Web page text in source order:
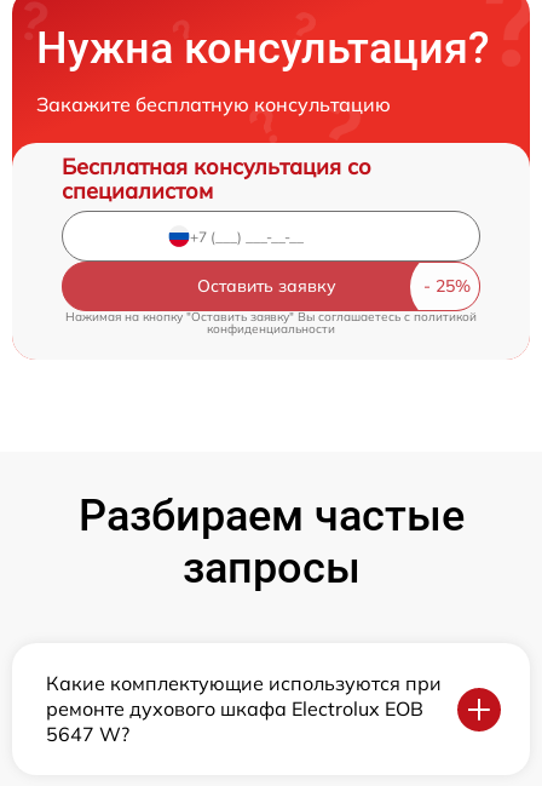
Нужна консультация?
Закажите бесплатную консультацию
Бесплатная консультация со
специалистом
Оставить заявку
Нажимая на кнопку "Оставить заявку" Вы соглашаетесь cполитикой
конфиденциальности
Разбираем частые
запросы
Какие комплектующие используются при
ремонте духового шкафа Electrolux EOB
5647 W?